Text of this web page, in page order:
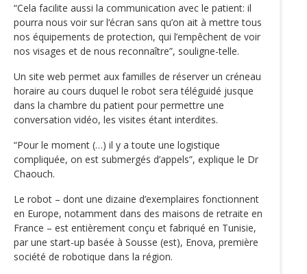
“Cela facilite aussi la communication avec le patient: il
pourra nous voir sur l‘écran sans qu’on ait à mettre tous
nos équipements de protection, qui l’empêchent de voir
nos visages et de nous reconnaître”, souligne-telle.
Un site web permet aux familles de réserver un créneau
horaire au cours duquel le robot sera téléguidé jusque
dans la chambre du patient pour permettre une
conversation vidéo, les visites étant interdites.
“Pour le moment (…) il y a toute une logistique
compliquée, on est submergés d’appels”, explique le Dr
Chaouch.
Le robot – dont une dizaine d’exemplaires fonctionnent
en Europe, notamment dans des maisons de retraite en
France – est entièrement conçu et fabriqué en Tunisie,
par une start-up basée à Sousse (est), Enova, première
société de robotique dans la région.